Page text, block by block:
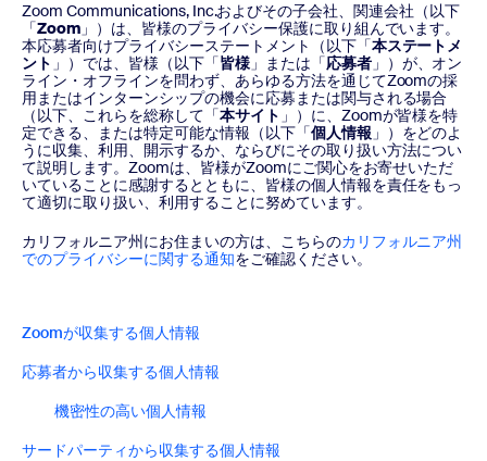
Zoom Communications, Inc.およびその子会社、関連会社（以下
「Zoom」 ） は、皆様のプライバシー保護に取り組んでいます。
本応募者向けプライバシーステートメント（以下「本ステートメ
ント 」）では、皆様（以下「皆様」または「応募者」）が、オン
ライン・オフラインを問わず、あらゆる方法を通じてZoomの採
用またはインターンシップの機会に応募または関与される場合
（以下、これらを総称して「本サイト 」）に、Zoomが皆様を特
定できる、または特定可能な情報（以下「個人情報 」）をどのよ
うに収集、利用、開示するか、ならびにその取り扱い方法につい
て説明します。Zoomは、皆様がZoomにご関心をお寄せいただ
いていることに感謝するとともに、皆様の個人情報を責任をもっ
て適切に取り扱い、利用することに努めています。
カリフォルニア州にお住まいの方は、こちらのカリフォルニア州
でのプライバシーに関する通知をご確認ください。
Zoomが収集する個人情報
応募者から収集する個人情報
機密性の高い個人情報
サードパーティから収集する個人情報